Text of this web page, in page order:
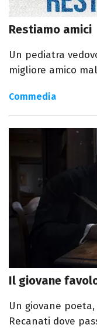
Restiamo amici
Un pediatra
migliore amico
Commedia
Il giovane
Un giovane
Recanati dove